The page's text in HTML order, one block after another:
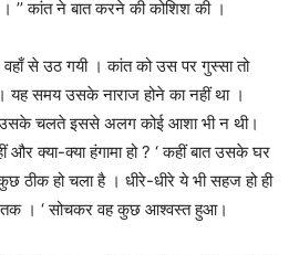
’’कांत ने बात करने की कोशिश की ।
से उठ गयी । कांत को उस पर गुस्सा तो
यह समय उसके नाराज होने का नहीं था ।
चलते इससे अलग कोई आशा भी न थी।
और क्या-क्या हंगामा हो? ‘कहीं बात उसके घर
ठीक हो चला है । धीरे-धीरे ये भी सहज हो ही
। ‘ सोचकर वह कुछ आश्वस्त हुआ।